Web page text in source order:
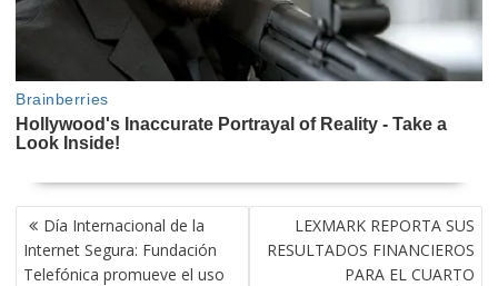
NAVEGACIÓN
DE
ENTRADAS
Día Internacional de la
Internet Segura: Fundación
Telefónica promueve el uso
LEXMARK REPORTA SUS
RESULTADOS FINANCIEROS
PARA EL CUARTO